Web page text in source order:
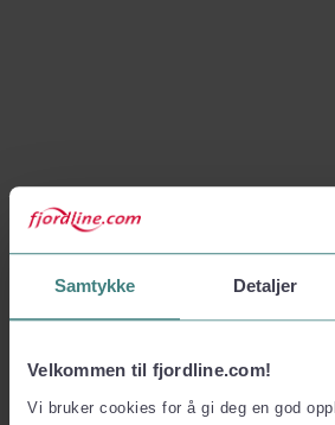
Samtykke Detaljer
Velkommen til fjordline.com!
Vi bruker cookies for å gi deg en god